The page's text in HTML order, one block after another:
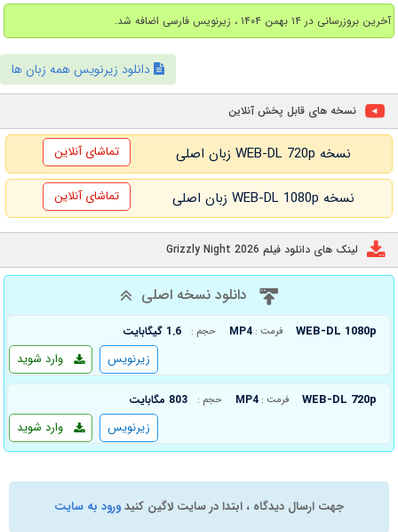
آخرین بروزرسانی در ۱۴ بهمن ۱۴۰۴ ، زیرنویس فارسی اضافه شد.
دانلود زیرنویس همه زبان ها
نسخه های قابل پخش آنلاین
نسخه WEB-DL 720p زبان اصلی تماشای آنلاین
نسخه WEB-DL 1080p زبان اصلی تماشای آنلاین
لینک های دانلود فیلم Grizzly Night 2026
دانلود نسخه اصلی
WEB-DL 1080p فرمت : MP4 حجم : 1.6 گیگابایت
وارد شوید زیرنویس
WEB-DL 720p فرمت : MP4 حجم : 803 مگابایت
وارد شوید زیرنویس
جهت ارسال دیدگاه ، ابتدا در سایت لاگین کنیدورود به سایت